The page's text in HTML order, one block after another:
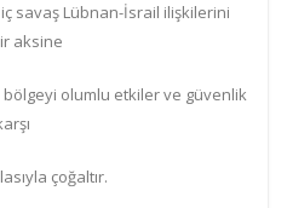
iç savaş Lübnan-İsrail ilişkilerini
aksine
bölgeyi olumlu etkiler ve güvenlik
çoğaltır.